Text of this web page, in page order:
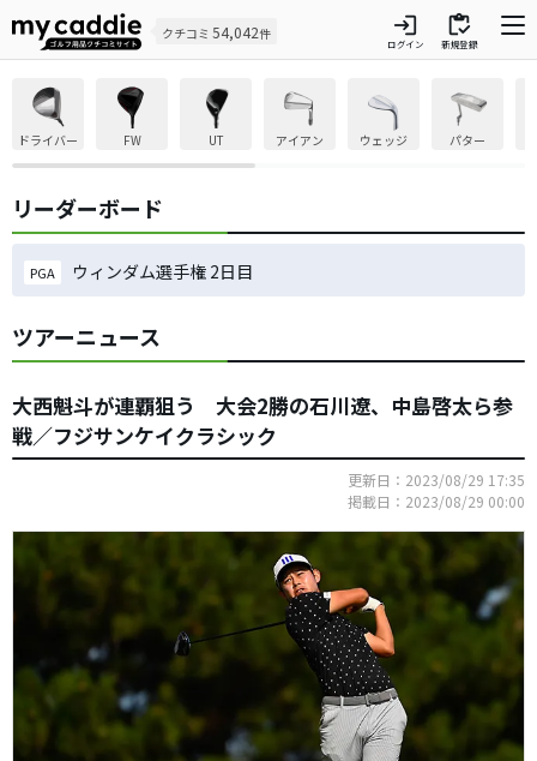
クチコミ 54,042件 login
ログイン
inventory
新規登録
ドライバー FW UT アイアン ウェッジ パター
リーダーボード
PGA ウィンダム選手権 2日目
ツアーニュース
大西魁斗が連覇狙う 大会2勝の石川遼、中島啓太ら参
戦／フジサンケイクラシック
更新日：2023/08/29 17:35
掲載日：2023/08/29 00:00